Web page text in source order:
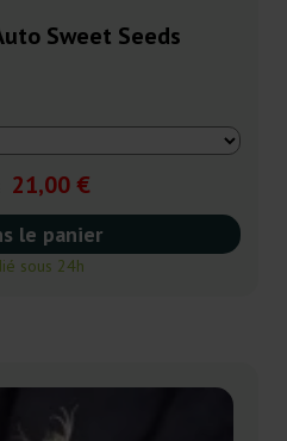
Sweet Seeds
21,00 €
le panier
sous 24h